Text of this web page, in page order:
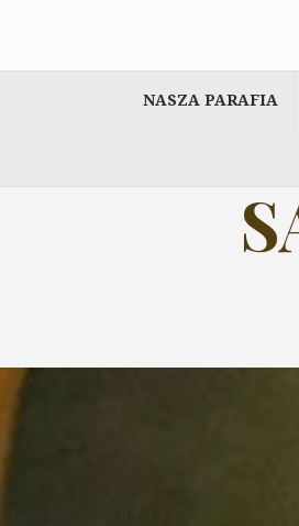
treści
NASZA PARAFIA